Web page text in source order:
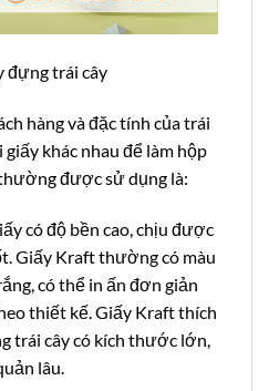
đựng trái cây
hàng và đặc tính của trái
giấy khác nhau để làm hộp
được sử dụng là:
có độ bền cao, chịu được
Giấy Kraft thường có màu
có thể in ấn đơn giản
thiết kế. Giấy Kraft thích
trái cây có kích thước lớn,
lâu.